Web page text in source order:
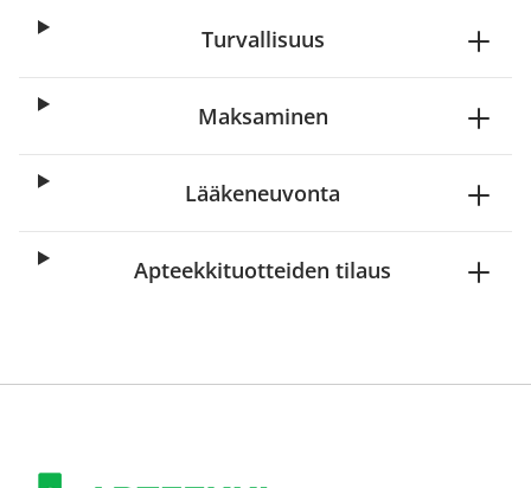
Turvallisuus
Maksaminen
Lääkeneuvonta
Apteekkituotteiden tilaus